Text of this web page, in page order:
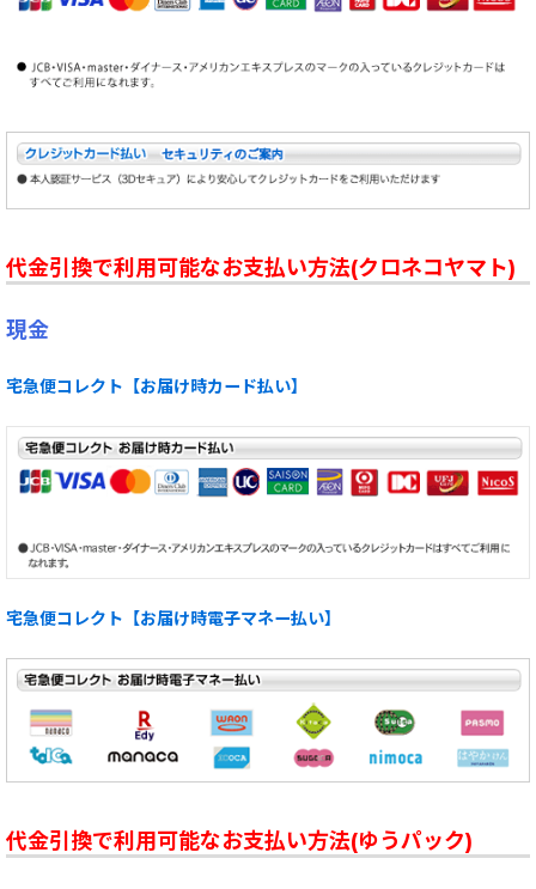
代金引換で利用可能なお支払い方法(クロネコヤマト)
現金
宅急便コレクト【お届け時カード払い】
宅急便コレクト【お届け時電子マネー払い】
代金引換で利用可能なお支払い方法(ゆうパック)